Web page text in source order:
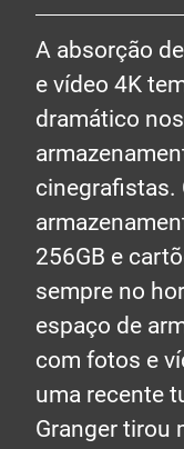
A absorção
e vídeo 4K
dramático
cinegrafistas.
256GB e
sempre no
espaço de
com fotos e
uma recente
Granger tirou